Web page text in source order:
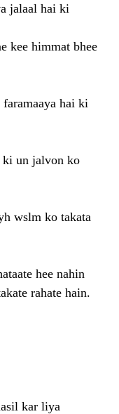
jalaal hai ki
kee himmat bhee
faramaaya hai ki
ki un jalvon ko
wslm ko takata
hee nahin
rahate hain.
kar liya